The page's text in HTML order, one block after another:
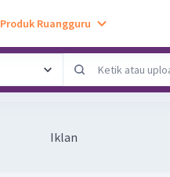
Produk Ruangguru
Iklan